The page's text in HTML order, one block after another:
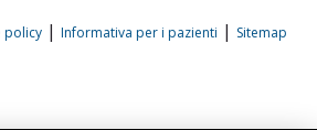
policy| Informativa per i pazienti | Sitemap